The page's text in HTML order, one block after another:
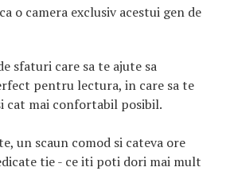
o camera exclusiv acestui gen de
sfaturi care sa te ajute sa
pentru lectura, in care sa te
cat mai confortabil posibil.
un scaun comod si cateva ore
tie - ce iti poti dori mai mult